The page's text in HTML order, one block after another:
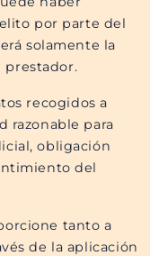
por parte del
solamente la
prestador.
recogidos a
razonable para
obligación
del
tanto a
de la aplicación